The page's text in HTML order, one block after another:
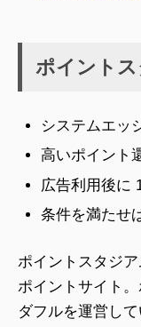
ポイント
システムエッ
高いポイント
広告利用後に
条件を満たせ
ポイントスタジ
ポイントサイト
ダフルを運営し